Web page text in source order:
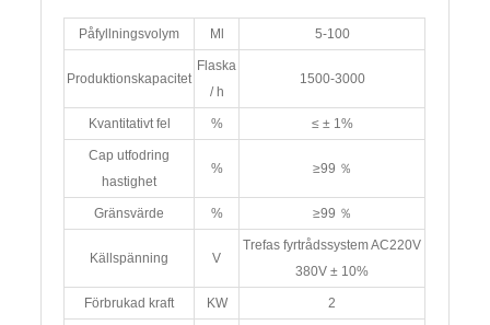
Påfyllningsvolym Ml 5-100
Produktionskapacitet
Flaska
/ h
1500-3000
Kvantitativt fel % ≤ ± 1%
Cap utfodring
hastighet
% ≥99 ％
Gränsvärde % ≥99 ％
Källspänning V
Trefas fyrtrådssystem AC220V
380V ± 10%
Förbrukad kraft KW 2